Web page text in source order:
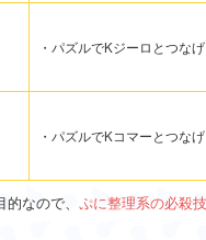
・パズルでKジーロとつな
・パズルでKコマーとつな
なので、 ぷに整理系の必殺